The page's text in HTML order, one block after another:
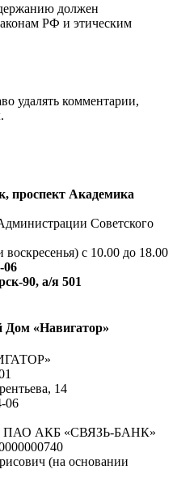
должен
РФ и этическим
удалять комментарии,
проспект Академика
Советского
с 10.00 до 18.00
06
90, а/я 501
«Навигатор»
14
06
АКБ «СВЯЗЬ-БАНК»
(на основании